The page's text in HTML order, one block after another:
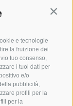
e tecnologie
la fruizione dei
tuo consenso,
i tuoi dati per
e/o
pubblicità,
profili per la
per la